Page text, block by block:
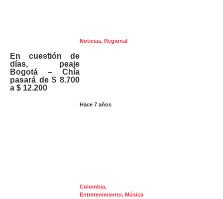
Noticias, Regional
Hace 7 años
En cuestión de
días, peaje
Bogotá – Chía
pasará de $ 8.700
a $ 12.200
Colombia,
Entretenimiento, Música